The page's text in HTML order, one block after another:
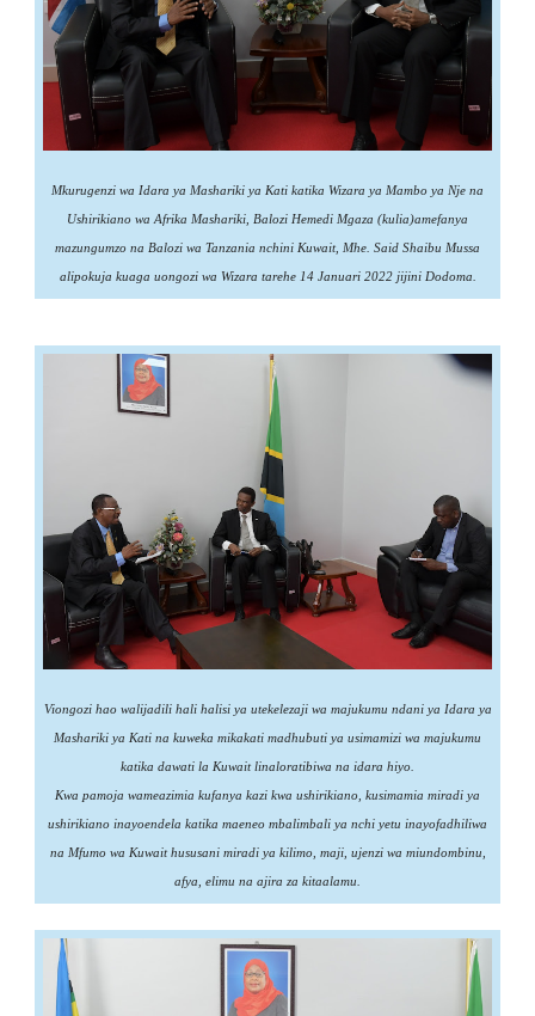
Mkurugenzi wa Idara ya Mashariki ya Kati katika Wizara ya Mambo ya Nje na
Ushirikiano wa Afrika Mashariki, Balozi Hemedi Mgaza (kulia)amefanya
mazungumzo na Balozi wa Tanzania nchini Kuwait, Mhe. Said Shaibu Mussa
alipokuja kuaga uongozi wa Wizara tarehe 14 Januari 2022 jijini Dodoma.
Viongozi hao walijadili hali halisi ya utekelezaji wa majukumu ndani ya Idara ya
Mashariki ya Kati na kuweka mikakati madhubuti ya usimamizi wa majukumu
katika dawati la Kuwait linaloratibiwa na idara hiyo.
Kwa pamoja wameazimia kufanya kazi kwa ushirikiano, kusimamia miradi ya
ushirikiano inayoendela katika maeneo mbalimbali ya nchi yetu inayofadhiliwa
na Mfumo wa Kuwait hususani miradi ya kilimo, maji, ujenzi wa miundombinu,
afya, elimu na ajira za kitaalamu.